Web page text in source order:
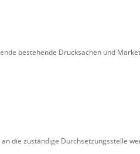
bestehende Drucksachen und
die zuständige Durchsetzungsstelle